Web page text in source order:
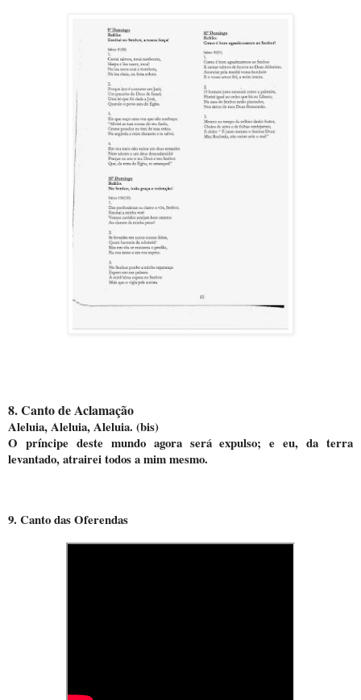
8. Canto de Aclamação
Aleluia, Aleluia, Aleluia. (bis)
O príncipe deste mundo agora será expulso; e eu, da terra
levantado, atrairei todos a mim mesmo.
9. Canto das Oferendas